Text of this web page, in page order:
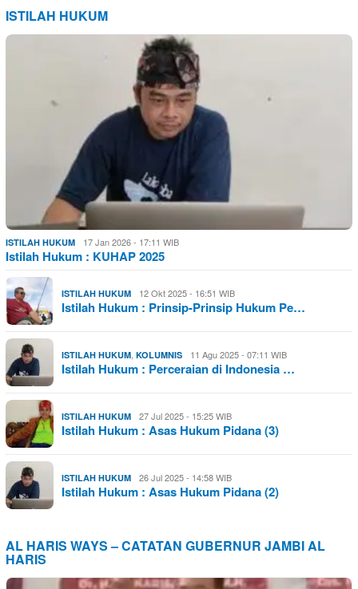
ISTILAH HUKUM
ISTILAH HUKUM 17 Jan 2026 - 17:11 WIB
Istilah Hukum : KUHAP 2025
ISTILAH HUKUM 12 Okt 2025 - 16:51 WIB
Istilah Hukum : Prinsip-Prinsip Hukum Pe…
ISTILAH HUKUM, KOLUMNIS 11 Agu 2025 - 07:11 WIB
Istilah Hukum : Perceraian di Indonesia …
ISTILAH HUKUM 27 Jul 2025 - 15:25 WIB
Istilah Hukum : Asas Hukum Pidana (3)
ISTILAH HUKUM 26 Jul 2025 - 14:58 WIB
Istilah Hukum : Asas Hukum Pidana (2)
AL HARIS WAYS – CATATAN GUBERNUR JAMBI AL
HARIS